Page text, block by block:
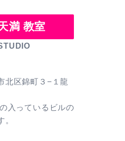
満 教室
北区錦町３−１龍
入っているビルの
。